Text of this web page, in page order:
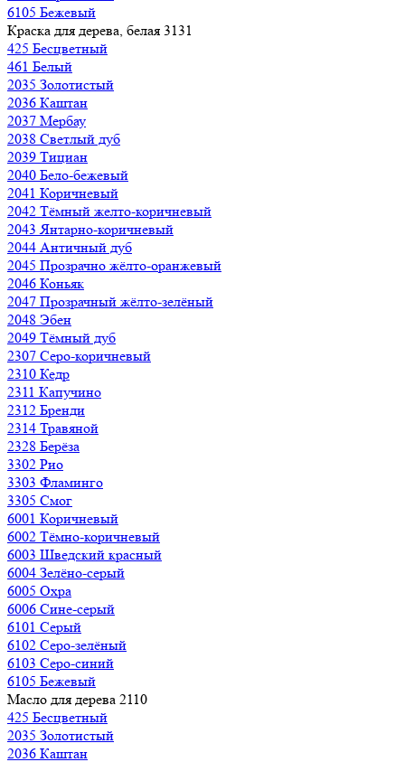
6105 Бежевый
Краска для дерева, белая 3131
425 Бесцветный
461 Белый
2035 Золотистый
2036 Каштан
2037 Мербау
2038 Светлый дуб
2039 Тициан
2040 Бело-бежевый
2041 Коричневый
2042 Тёмный желто-коричневый
2043 Янтарно-коричневый
2044 Античный дуб
2045 Прозрачно жёлто-оранжевый
2046 Коньяк
2047 Прозрачный жёлто-зелёный
2048 Эбен
2049 Тёмный дуб
2307 Серо-коричневый
2310 Кедр
2311 Капучино
2312 Бренди
2314 Травяной
2328 Берёза
3302 Рио
3303 Фламинго
3305 Смог
6001 Коричневый
6002 Тёмно-коричневый
6003 Шведский красный
6004 Зелёно-серый
6005 Охра
6006 Сине-серый
6101 Серый
6102 Серо-зелёный
6103 Серо-синий
6105 Бежевый
Масло для дерева 2110
425 Бесцветный
2035 Золотистый
2036 Каштан